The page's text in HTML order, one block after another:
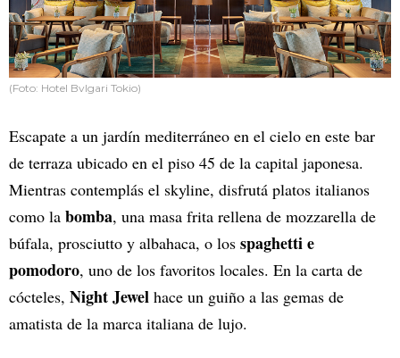
(Foto: Hotel Bvlgari Tokio)
Escapate a un jardín mediterráneo en el cielo en este bar
de terraza ubicado en el piso 45 de la capital japonesa.
Mientras contemplás el skyline, disfrutá platos italianos
como la bomba, una masa frita rellena de mozzarella de
búfala, prosciutto y albahaca, o los spaghetti e
pomodoro, uno de los favoritos locales. En la carta de
cócteles, Night Jewel hace un guiño a las gemas de
amatista de la marca italiana de lujo.